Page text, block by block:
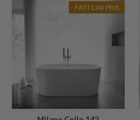
FAST LAV PRIS